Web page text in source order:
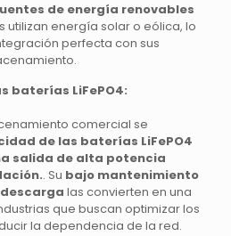
de energía renovables
utilizan energía solar o eólica, lo
perfecta con sus
baterías LiFePO4:
comercial se
de las baterías LiFePO4
salida de alta potencia
. Su bajo mantenimiento
las convierten en una
que buscan optimizar los
la dependencia de la red.